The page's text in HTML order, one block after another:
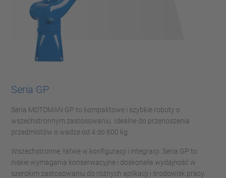
Seria GP
Seria MOTOMAN GP to kompaktowe i szybkie roboty o
wszechstronnym zastosowaniu. Idealne do przenoszenia
przedmiotów o wadze od 4 do 600 kg.
Wszechstronne, łatwe w konfiguracji i integracji. Seria GP to
niskie wymagania konserwacyjne i doskonała wydajność w
szerokim zastosowaniu do różnych aplikacji i środowisk pracy.